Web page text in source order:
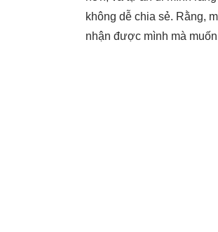
không dễ chia sẻ. Rằng,
nhận được mình mà